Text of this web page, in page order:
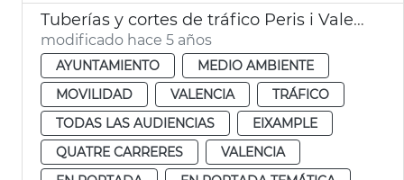
Tuberías y cortes de tráfico Peris i Valero
modificado hace 5 años
AYUNTAMIENTO
MEDIO AMBIENTE
MOVILIDAD
VALENCIA
TRÁFICO
TODAS LAS AUDIENCIAS
EIXAMPLE
QUATRE CARRERES
VALENCIA